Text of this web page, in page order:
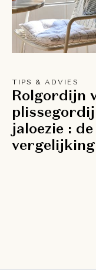
TIPS & ADVIES
Rolgordijn
jaloezie :